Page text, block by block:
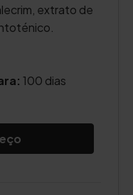
extrato de
100 dias